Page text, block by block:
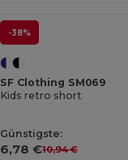
-38%
SF Clothing SM069
Kids retro short
Günstigste:
6,78 €10,94 €